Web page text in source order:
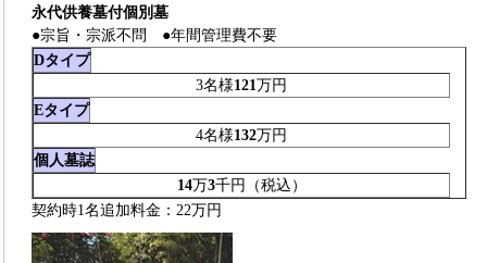
永代供養墓付個別墓
●宗旨・宗派不問 ●年間管理費不要
Dタイプ
3名様121万円
Eタイプ
4名様132万円
個人墓誌
14万3千円（税込）
契約時1名追加料金：22万円